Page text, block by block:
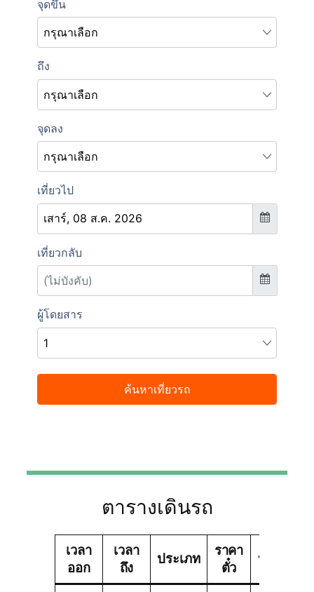
ตารางเดินรถ
เวลา
ออก
เวลา
ถึง
ประเภท
ราคา
ตั๋ว
บริษัททัวร์